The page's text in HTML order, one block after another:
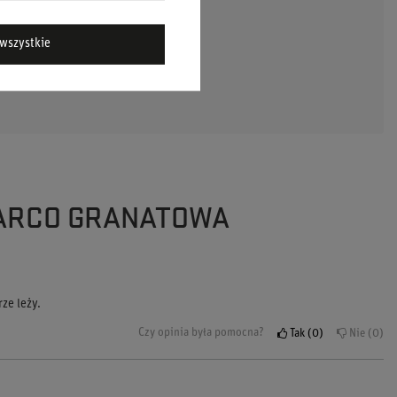
GRANATOWA
leży.
Czy opinia była pomocna? Tak 0 Nie 0